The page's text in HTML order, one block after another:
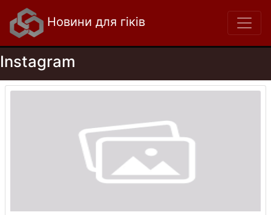
Новини для гіків
Instagram